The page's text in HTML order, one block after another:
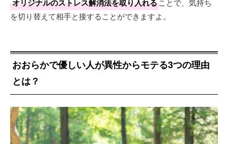
オリジナルのストレス解消法を取り入れることで、気持ち
を切り替えて相手と接することができますよ。
おおらかで優しい人が異性からモテる3つの理由
とは？